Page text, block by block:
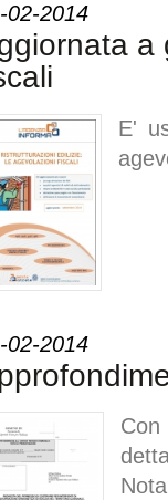
02-2014
a
E'
02-2014
Con